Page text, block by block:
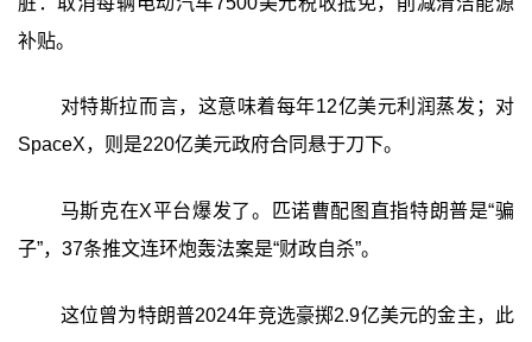
补贴。
对特斯拉而言，这意味着每年12亿美元利润蒸发；对
SpaceX，则是220亿美元政府合同悬于刀下。
马斯克在X平台爆发了。匹诺曹配图直指特朗普是“骗
子”，37条推文连环炮轰法案是“财政自杀”。
这位曾为特朗普2024年竞选豪掷2.9亿美元的金主，此